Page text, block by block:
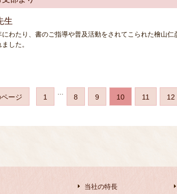
生
にわたり、書のご指導や普及活動をされてこられた檜山
した。
ージ 1
...
8 9 10 11 12
当社の特長